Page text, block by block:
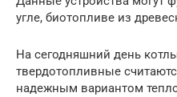
угле, биотопливе из
На сегодняшний день
твердотопливные
надежным вариантом